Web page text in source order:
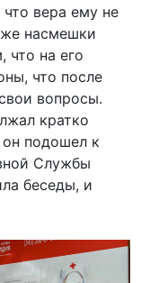
вера ему не
насмешки
что на его
что после
вопросы.
кратко
подошел к
Службы
беседы, и